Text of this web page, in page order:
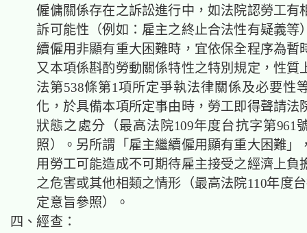
僱傭關係存在之訴訟進行中，如法院認勞工有
訴可能性（例如：雇主之終止合法性有疑義等
續僱用非顯有重大困難時，宜依保全程序為暫
又本項係斟酌勞動關係特性之特別規定，性質
法第538條第1項所定爭執法律關係及必要性
化，於具備本項所定事由時，勞工即得聲請法
狀態之處分（最高法院109年度台抗字第961
照）。另所謂「雇主繼續僱用顯有重大困難」
用勞工可能造成不可期待雇主接受之經濟上負
之危害或其他相類之情形（最高法院110年度
定意旨參照）。
四、經查：